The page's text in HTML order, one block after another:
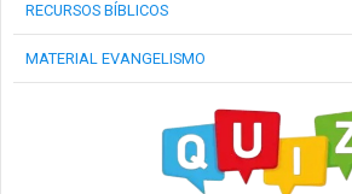
RECURSOS BÍBLICOS
MATERIAL EVANGELISMO